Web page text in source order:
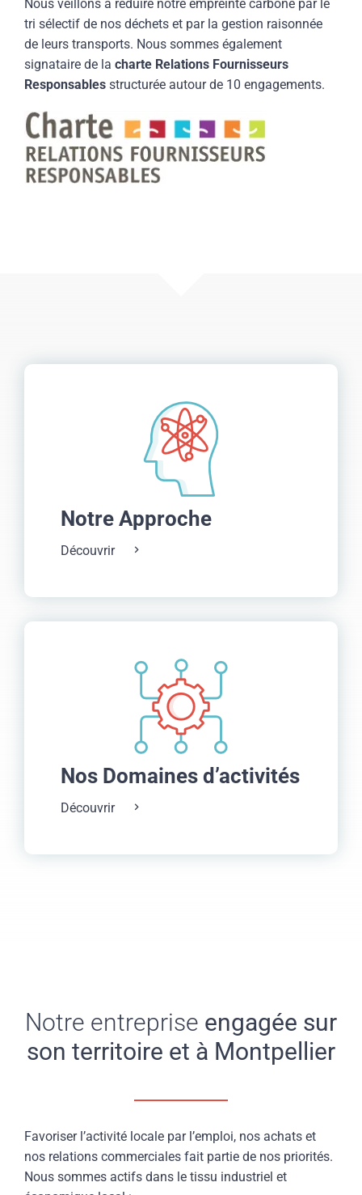
Nous veillons à réduire notre empreinte carbone par le
tri sélectif de nos déchets et par la gestion raisonnée
de leurs transports. Nous sommes également
signataire de la charte Relations Fournisseurs
Responsables structurée autour de 10 engagements.
Notre Approche
Découvrir
Nos Domaines d’activités
Découvrir
Notre entreprise engagée sur
son territoire et à Montpellier
Favoriser l’activité locale par l’emploi, nos achats et
nos relations commerciales fait partie de nos priorités.
Nous sommes actifs dans le tissu industriel et